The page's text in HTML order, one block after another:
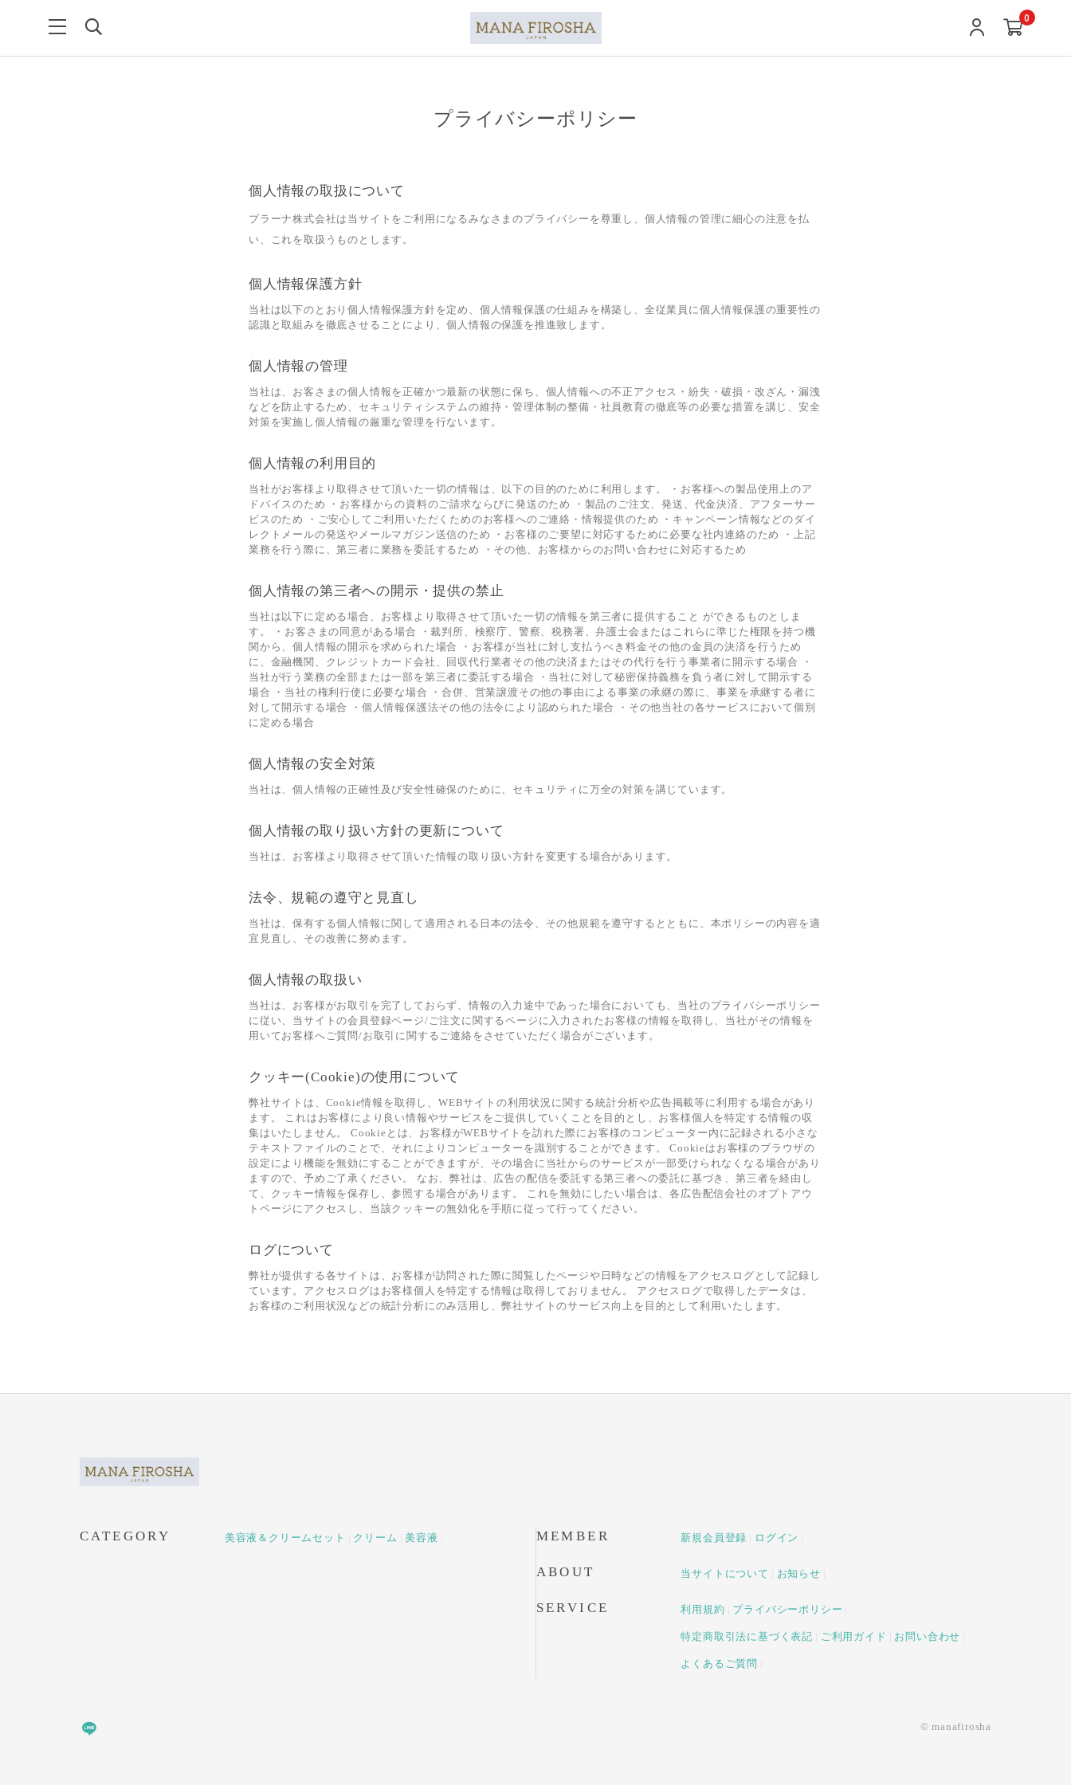
0
プライバシーポリシー
個人情報の取扱について
プラーナ株式会社は当サイトをご利用になるみなさまのプライバシーを尊重し、個人情報の管理に細心の注意を払
い、これを取扱うものとします。
個人情報保護方針
当社は以下のとおり個人情報保護方針を定め、個人情報保護の仕組みを構築し、全従業員に個人情報保護の重要性の
認識と取組みを徹底させることにより、個人情報の保護を推進致します。
個人情報の管理
当社は、お客さまの個人情報を正確かつ最新の状態に保ち、個人情報への不正アクセス・紛失・破損・改ざん・漏洩
などを防止するため、セキュリティシステムの維持・管理体制の整備・社員教育の徹底等の必要な措置を講じ、安全
対策を実施し個人情報の厳重な管理を行ないます。
個人情報の利用目的
当社がお客様より取得させて頂いた一切の情報は、以下の目的のために利用します。 ・お客様への製品使用上のア
ドバイスのため ・お客様からの資料のご請求ならびに発送のため ・製品のご注文、発送、代金決済、アフターサー
ビスのため ・ご安心してご利用いただくためのお客様へのご連絡・情報提供のため ・キャンペーン情報などのダイ
レクトメールの発送やメールマガジン送信のため ・お客様のご要望に対応するために必要な社内連絡のため ・上記
業務を行う際に、第三者に業務を委託するため ・その他、お客様からのお問い合わせに対応するため
個人情報の第三者への開示・提供の禁止
当社は以下に定める場合、お客様より取得させて頂いた一切の情報を第三者に提供すること ができるものとしま
す。 ・お客さまの同意がある場合 ・裁判所、検察庁、警察、税務署、弁護士会またはこれらに準じた権限を持つ機
関から、個人情報の開示を求められた場合 ・お客様が当社に対し支払うべき料金その他の金員の決済を行うため
に、金融機関、クレジットカード会社、回収代行業者その他の決済またはその代行を行う事業者に開示する場合 ・
当社が行う業務の全部または一部を第三者に委託する場合 ・当社に対して秘密保持義務を負う者に対して開示する
場合 ・当社の権利行使に必要な場合 ・合併、営業譲渡その他の事由による事業の承継の際に、事業を承継する者に
対して開示する場合 ・個人情報保護法その他の法令により認められた場合 ・その他当社の各サービスにおいて個別
に定める場合
個人情報の安全対策
当社は、個人情報の正確性及び安全性確保のために、セキュリティに万全の対策を講じています。
個人情報の取り扱い方針の更新について
当社は、お客様より取得させて頂いた情報の取り扱い方針を変更する場合があります。
法令、規範の遵守と見直し
当社は、保有する個人情報に関して適用される日本の法令、その他規範を遵守するとともに、本ポリシーの内容を適
宜見直し、その改善に努めます。
個人情報の取扱い
当社は、お客様がお取引を完了しておらず、情報の入力途中であった場合においても、当社のプライバシーポリシー
に従い、当サイトの会員登録ページ/ご注文に関するページに入力されたお客様の情報を取得し、当社がその情報を
用いてお客様へご質問/お取引に関するご連絡をさせていただく場合がございます。
クッキー(Cookie)の使用について
弊社サイトは、Cookie情報を取得し、WEBサイトの利用状況に関する統計分析や広告掲載等に利用する場合があり
ます。 これはお客様により良い情報やサービスをご提供していくことを目的とし、お客様個人を特定する情報の収
集はいたしません。 Cookieとは、お客様がWEBサイトを訪れた際にお客様のコンピューター内に記録される小さな
テキストファイルのことで、それによりコンピューターを識別することができます。 Cookieはお客様のブラウザの
設定により機能を無効にすることができますが、その場合に当社からのサービスが一部受けられなくなる場合があり
ますので、予めご了承ください。 なお、弊社は、広告の配信を委託する第三者への委託に基づき、第三者を経由し
て、クッキー情報を保存し、参照する場合があります。 これを無効にしたい場合は、各広告配信会社のオプトアウ
トページにアクセスし、当該クッキーの無効化を手順に従って行ってください。
ログについて
弊社が提供する各サイトは、お客様が訪問された際に閲覧したページや日時などの情報をアクセスログとして記録し
ています。アクセスログはお客様個人を特定する情報は取得しておりません。 アクセスログで取得したデータは、
お客様のご利用状況などの統計分析にのみ活用し、弊社サイトのサービス向上を目的として利用いたします。
CATEGORY 美容液＆クリームセット クリーム 美容液 MEMBER 新規会員登録 ログイン
ABOUT 当サイトについて お知らせ
SERVICE 利用規約 プライバシーポリシー
特定商取引法に基づく表記 ご利用ガイド お問い合わせ
よくあるご質問
© manafirosha